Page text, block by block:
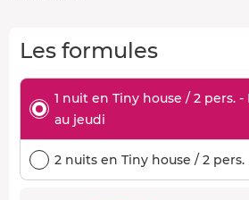
Les formules
1 nuit en Tiny house / 2 pers.
au jeudi
2 nuits en Tiny house / 2 pers.